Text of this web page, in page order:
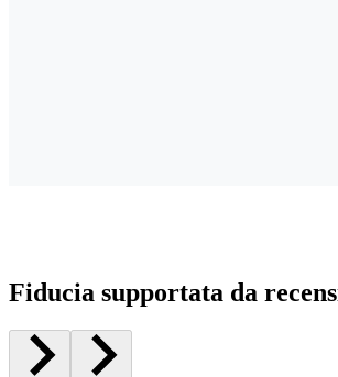
Fiducia supportata da